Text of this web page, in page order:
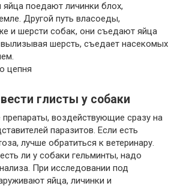
поедают личинки блох,
Другой путь власоеды,
и шерсти собак, они съедают яйца
шерсть, съедает насекомых
глисты у собаки
воздействующие сразу на
паразитов. Если есть
лучше обратиться к ветеринару.
ли у собаки гельминты, надо
При исследовании под
яйца, личинки и